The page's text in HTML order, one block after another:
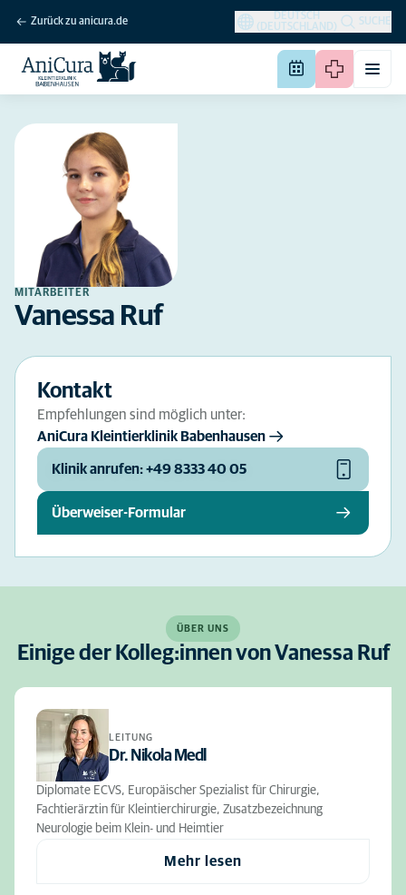
Zurück zu anicura.de
DEUTSCH
(DEUTSCHLAND)
SUCHE
MITARBEITER
Vanessa Ruf
Kontakt
Empfehlungen sind möglich unter:
AniCura Kleintierklinik Babenhausen
Klinik anrufen: +49 8333 40 05
Überweiser-Formular
ÜBER UNS
Einige der Kolleg:innen von Vanessa Ruf
LEITUNG
Dr. Nikola Medl
Diplomate ECVS, Europäischer Spezialist für Chirurgie,
Fachtierärztin für Kleintierchirurgie, Zusatzbezeichnung
Neurologie beim Klein- und Heimtier
Mehr lesen